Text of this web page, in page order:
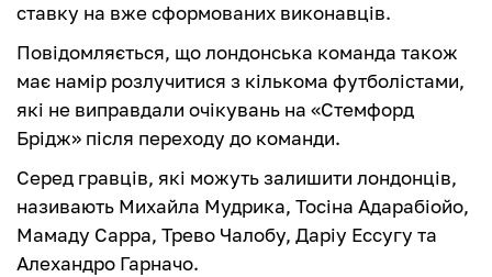
ставку на вже сформованих виконавців.
Повідомляється, що лондонська команда також
має намір розлучитися з кількома футболістами,
які не виправдали очікувань на «Стемфорд
Брідж» після переходу до команди.
Серед гравців, які можуть залишити лондонців,
називають Михайла Мудрика, Тосіна Адарабіойо,
Мамаду Сарра, Трево Чалобу, Даріу Ессугу та
Алехандро Гарначо.